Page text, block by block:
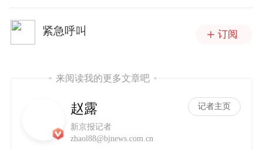
紧急呼叫 订阅
来阅读我的更多文章吧
赵露
新京报记者
记者主页
zhaol88@bjnews.com.cn